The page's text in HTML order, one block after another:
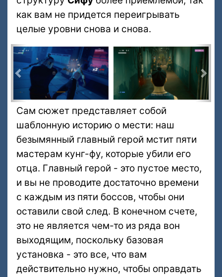
как вам не придется переигрывать
целые уровни снова и снова.
Пред.
Сам сюжет представляет собой
шаблонную историю о мести: наш
безымянный главный герой мстит пяти
мастерам кунг-фу, которые убили его
отца. Главный герой - это пустое место,
и вы не проводите достаточно времени
с каждым из пяти боссов, чтобы они
оставили свой след. В конечном счете,
это не является чем-то из ряда вон
выходящим, поскольку базовая
установка - это все, что вам
действительно нужно, чтобы оправдать